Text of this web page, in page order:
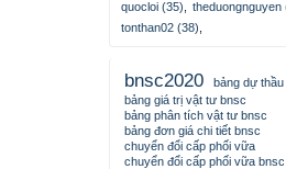
quocloi (35)
theduongnguyen
tonthan02 (38)
bnsc2020
bảng dự thầu
bảng giá trị vật tư bnsc
bảng phân tích vật tư bnsc
bảng đơn giá chi tiết bnsc
chuyển đổi cấp phối vữa
chuyển đổi cấp phối vữa bnsc